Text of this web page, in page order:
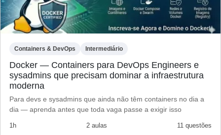
Containers & DevOps Intermediário
Docker — Containers para DevOps Engineers e
sysadmins que precisam dominar a infraestrutura
moderna
Para devs e sysadmins que ainda não têm containers no dia a
dia — aprenda antes que toda vaga passe a exigir isso
1h 2 aulas 11 questões